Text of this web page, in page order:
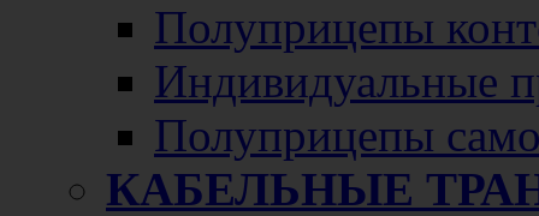
Полуприцепы
Индивидуальные
Полуприцепы
КАБЕЛЬНЫЕ